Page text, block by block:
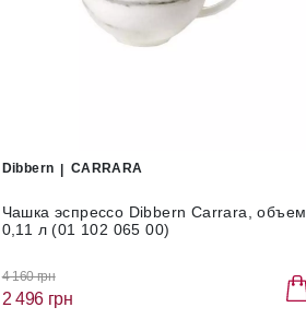
Dibbern CARRARA
Чашка эспрессо Dibbern Carrara, объем
0,11 л (01 102 065 00)
4 160 грн
2 496 грн